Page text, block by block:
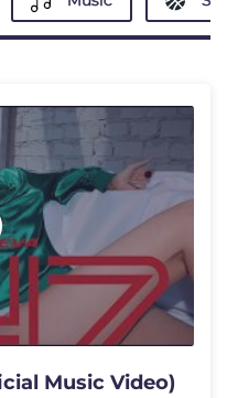
Music Video)